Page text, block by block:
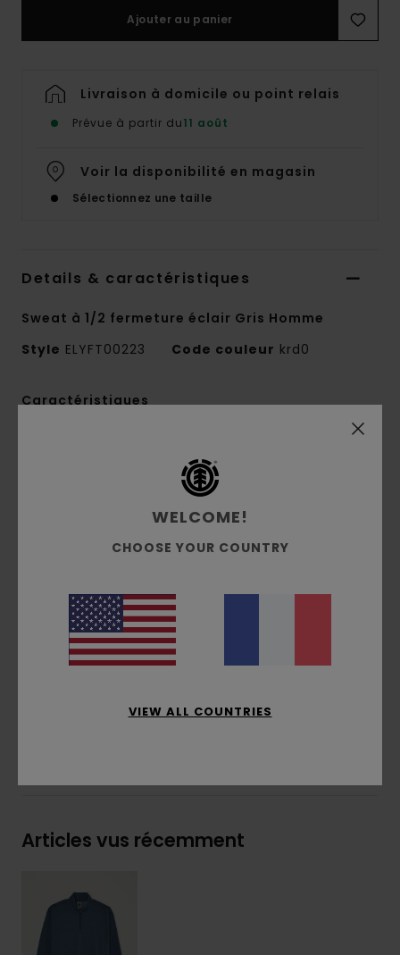
Ajouter au panier
Livraison à domicile ou point relais
Prévue à partir du11 août
Voir la disponibilité en magasin
Sélectionnez une taille
Details & caractéristiques
Sweat à 1/2 fermeture éclair Gris Homme
Style ELYFT00223 Code couleur krd0
Caractéristiques
30 % coton, 20 % polyester recyclé [350 g/m2]
décontractée
Intérieur brossé
Étiquette drapeau sur le côté
Composition[Matière principale] 50% coton
recyclé, 30% coton, 20% polyester recyclé
Articles vus récemment
WELCOME!
CHOOSE YOUR COUNTRY
VIEW ALL COUNTRIES